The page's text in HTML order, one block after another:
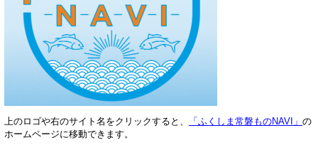
上のロゴや右のサイト名をクリックすると、 「ふくしま常磐ものNAVI」 の
ホームページに移動できます。